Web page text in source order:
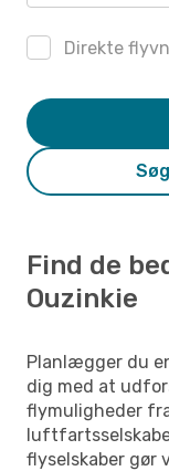
Direkte
Find de
Ouzinkie
Planlægger du
dig med at
flymuligheder
flyselskaber gør